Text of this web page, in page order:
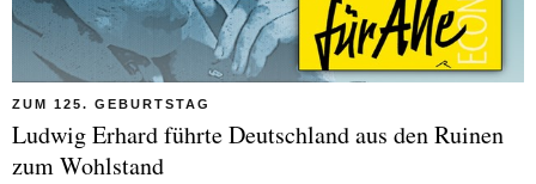
ZUM 125. GEBURTSTAG
Ludwig Erhard führte Deutschland aus den Ruinen
zum Wohlstand